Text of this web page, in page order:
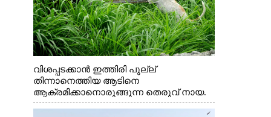
വിശപ്പടക്കാൻ ഇത്തിരി പുല്ല്
തിന്നാനെത്തിയ ആടിനെ
ആക്രമിക്കാനൊരുങ്ങുന്ന തെരുവ് നായ.
എറണാകുളം വാത്തുരുത്തിയിൽ നിന്നുള്ള